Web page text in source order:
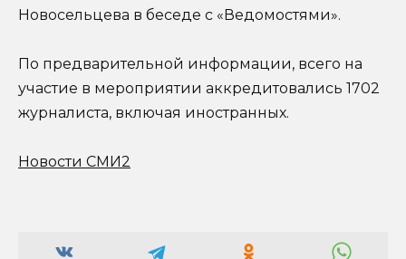
Новосельцева в беседе с «Ведомостями».
По предварительной информации, всего на
участие в мероприятии аккредитовались 1702
журналиста, включая иностранных.
Новости СМИ2